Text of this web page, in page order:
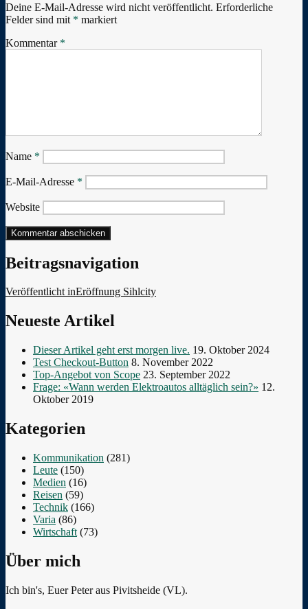
Deine E-Mail-Adresse wird nicht veröffentlicht. Erforderliche
Felder sind mit * markiert
Kommentar *
Name *
E-Mail-Adresse *
Website
Beitragsnavigation
Veröffentlicht inEröffnung Sihlcity
Neueste Artikel
Dieser Artikel geht erst morgen live. 19. Oktober 2024
Test Checkout-Button 8. November 2022
Top-Angebot von Scope 23. September 2022
Frage: «Wann werden Elektroautos alltäglich sein?» 12.
Oktober 2019
Kategorien
Kommunikation (281)
Leute (150)
Medien (16)
Reisen (59)
Technik (166)
Varia (86)
Wirtschaft (73)
Über mich
Ich bin's, Euer Peter aus Pivitsheide (VL).